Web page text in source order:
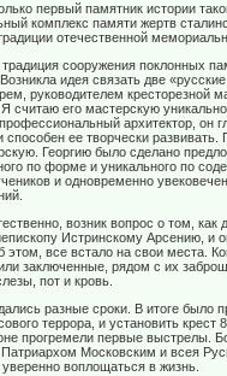
первый памятник истории
комплекс памяти жертв
отечественной
сооружения поклонных
идея связать две
руководителем кресторезной
считаю его мастерскую
архитектор, он
ее творчески развивать.
Георгию было сделано
по форме и уникального по
и одновременно
возник вопрос о том, как
Истринскому Арсению, и
этом, все встало на свои места.
заключенные, рядом с их
пот и кровь.
разные сроки. В итоге было
террора, и установить крест
прогремели первые выстрелы.
Московским и всея
воплощаться в жизнь.